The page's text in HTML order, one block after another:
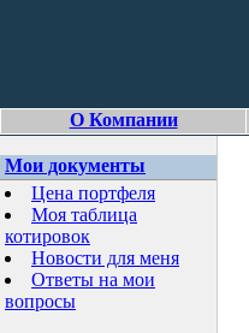
О Компании
Мои документы
Цена портфеля
Моя таблица
котировок
Новости для меня
Ответы на мои
вопросы